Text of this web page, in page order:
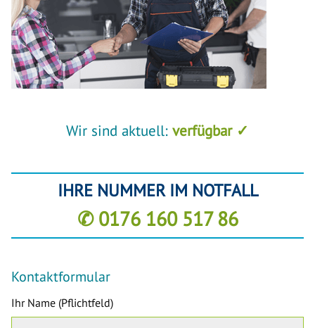
Wir sind aktuell: verfügbar ✓
IHRE NUMMER IM NOTFALL
✆ 0176 160 517 86
Kontaktformular
Ihr Name (Pflichtfeld)